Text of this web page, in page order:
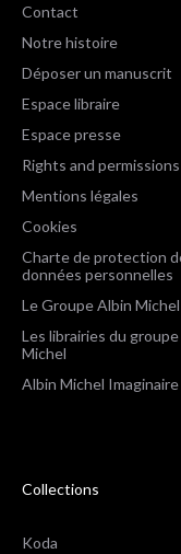
Contact
Notre histoire
Déposer un manuscrit
Espace libraire
Espace presse
Rights and permissions
Mentions légales
Cookies
Charte de protection
données personnelles
Le Groupe Albin Michel
Les librairies du
Michel
Albin Michel Imaginaire
Collections
Koda